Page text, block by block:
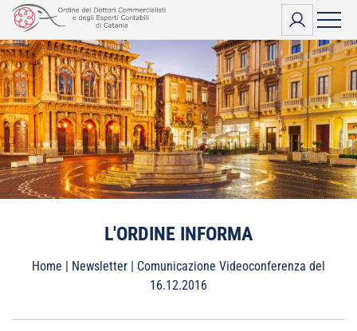
Vai
contenuto
L'ORDINE INFORMA
Home | Newsletter | Comunicazione Videoconferenza del
16.12.2016